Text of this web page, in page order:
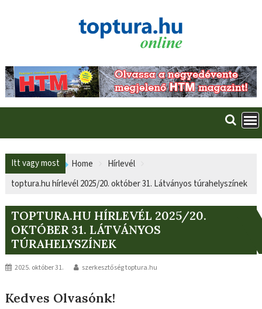
Itt vagy most Home
Hírlevél
toptura.hu hírlevél 2025/20. október 31. Látványos túrahelyszínek
TOPTURA.HU HÍRLEVÉL 2025/20.
OKTÓBER 31. LÁTVÁNYOS
TÚRAHELYSZÍNEK
2025. október 31. szerkesztőség toptura.hu
Kedves Olvasónk!